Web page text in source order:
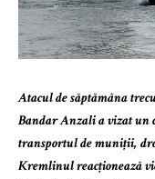
Atacul de săptămâna
Bandar Anzali a vizat un
transportul de muniții,
Kremlinul reacționează